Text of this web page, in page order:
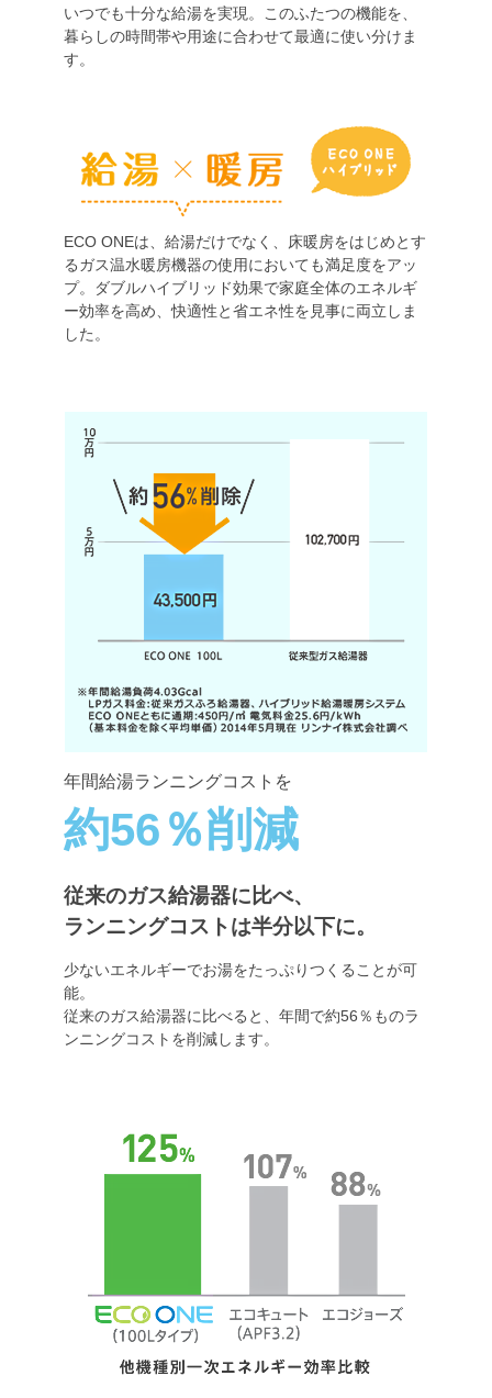
いつでも十分な給湯を実現。このふたつの機能を、
暮らしの時間帯や用途に合わせて最適に使い分けま
す。
ECO ONEは、給湯だけでなく、床暖房をはじめとす
るガス温水暖房機器の使用においても満足度をアッ
プ。ダブルハイブリッド効果で家庭全体のエネルギ
ー効率を高め、快適性と省エネ性を見事に両立しま
した。
年間給湯ランニングコストを
約56％削減
従来のガス給湯器に比べ、
ランニングコストは半分以下に。
少ないエネルギーでお湯をたっぷりつくることが可
能。
従来のガス給湯器に比べると、年間で約56％ものラ
ンニングコストを削減します。